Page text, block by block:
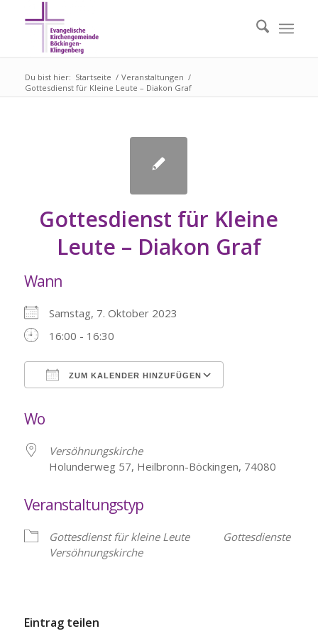
Du bist hier: Startseite / Veranstaltungen /
Gottesdienst für Kleine Leute – Diakon Graf
Gottesdienst für Kleine
Leute – Diakon Graf
Wann
Samstag, 7. Oktober 2023
16:00 - 16:30
ZUM KALENDER HINZUFÜGEN
Wo
Versöhnungskirche
Holunderweg 57, Heilbronn-Böckingen, 74080
Veranstaltungstyp
Gottesdienst für kleine Leute
Gottesdienste
Versöhnungskirche
Eintrag teilen